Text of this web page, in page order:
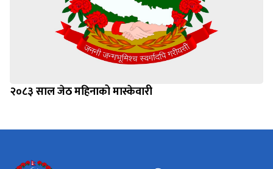
२०८३ साल जेठ महिनाको मास्केवारी